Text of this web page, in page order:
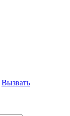
Вызвать